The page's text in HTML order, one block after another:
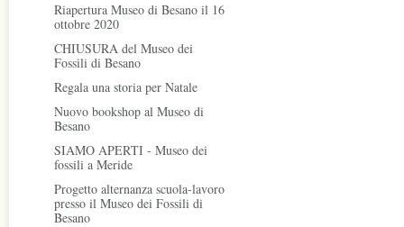
Riapertura Museo di Besano il 16
ottobre 2020
CHIUSURA del Museo dei
Fossili di Besano
Regala una storia per Natale
Nuovo bookshop al Museo di
Besano
SIAMO APERTI - Museo dei
fossili a Meride
Progetto alternanza scuola-lavoro
presso il Museo dei Fossili di
Besano